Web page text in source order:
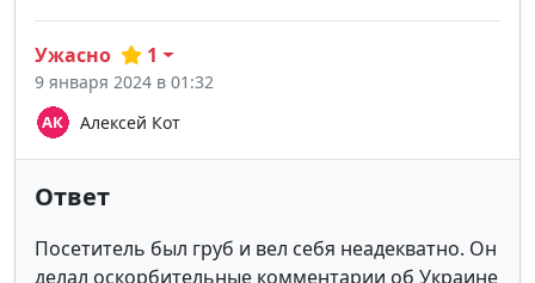
Алексей Кот
Ужасно 1
9 января 2024 в 01:32
Ответ
Посетитель был груб и вел себя неадекватно. Он
делал оскорбительные комментарии об Украине